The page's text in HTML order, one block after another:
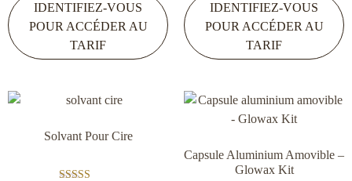
sur 5
IDENTIFIEZ-VOUS
POUR ACCÉDER AU
TARIF
sur 5
IDENTIFIEZ-VOUS
POUR ACCÉDER AU
TARIF
Solvant Pour Cire
Capsule Aluminium Amovible –
Glowax Kit